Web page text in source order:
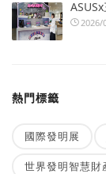
2026/
熱門標籤
國際發明展
世界發明智慧財